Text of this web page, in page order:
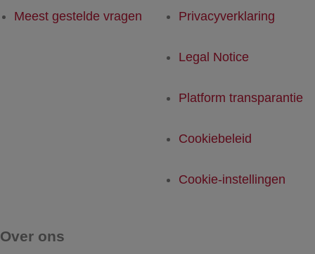
Meest gestelde vragen Privacyverklaring
Legal Notice
Platform transparantie
Cookiebeleid
Cookie-instellingen
Over ons